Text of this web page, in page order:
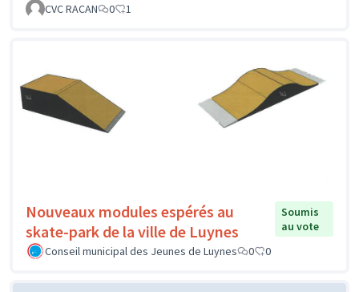
CVC RACAN
0 1
Nouveaux modules espérés au
skate-park de la ville de Luynes
Soumis
au vote
Conseil municipal des Jeunes de Luynes
0 0